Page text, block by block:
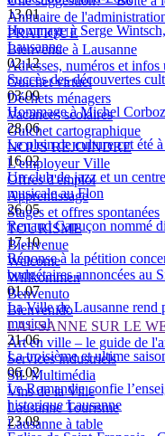
13.01
Hommage à Serge
Lausanne
02.12
Succès des découvertes
03.09
Hommage à Michel Corboz
28.06
Le plein de culture cet été
16.02
Un club de jazz et un
musicale au Flon
26.05
Renaud Capuçon nommé
17.10
Réponse à la pétition
budgétaires annoncées au
01.07
La Ville de Lausanne rend
musical
21.06
La troisième et ultime
06.02
Le Romandie confie
historique Lausanne
23.08
Annuaire de
PRATIQUE
Bienvenue à Lausanne
Adresses, numéros et infos
Guichet virtuel
Déchets ménagers
Vacances scolaires
Guichet cartographique
NOUS REJOINDRE
L'employeur Ville
Offres d'emploi
Apprentissage
Stages et offres spontanées
TOURISME
Bienvenue
Welcome
Willkommen
Benvenuto
Bienvenido
LAUSANNE SUR LE
Art en ville – le guide de
Services industriels
SiL Multimédia
Vins de la Ville
Lausanne Tourisme
Lausanne à table